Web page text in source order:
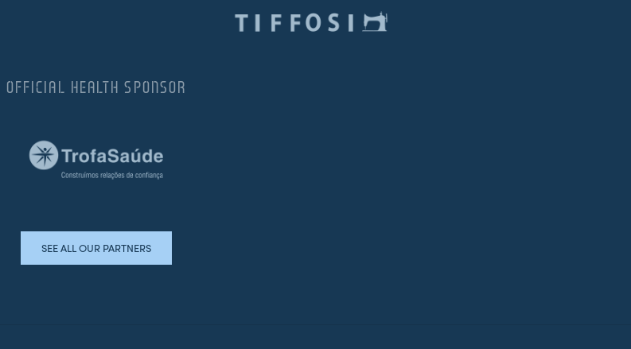
OFFICIAL HEALTH SPONSOR
SEE ALL OUR PARTNERS